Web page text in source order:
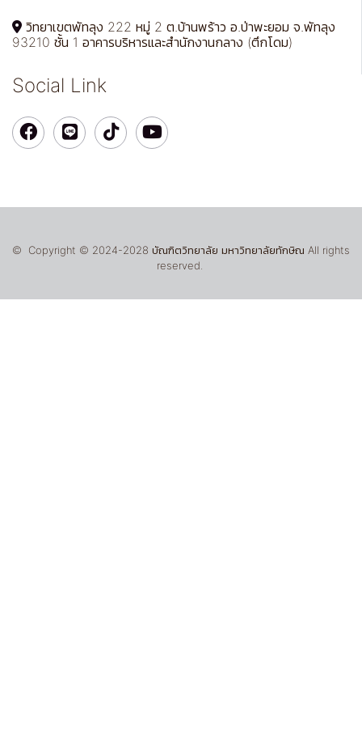
วิทยาเขตพัทลุง 222 หมู่ 2 ต.บ้านพร้าว อ.ป่าพะยอม จ.พัทลุง
93210 ชั้น 1 อาคารบริหารและสำนักงานกลาง (ตึกโดม)
Social Link
© Copyright © 2024-2028 บัณฑิตวิทยาลัย มหาวิทยาลัยทักษิณ All rights
reserved.